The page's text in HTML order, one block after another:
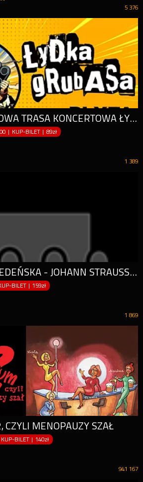
5 376
NOWA PŁYTA I NOWA TRASA KONCERTOWA ŁYDKI GRUBASA - "BEKALOG"
| KUP-BILET |89zł
1 389
WIELKA GALA WIEDEŃSKA - JOHANN STRAUSS I PRZYJACIELE
BILET |159zł
1 869
CZYLI MENOPAUZY SZAŁ
BILET |140zł
941 167